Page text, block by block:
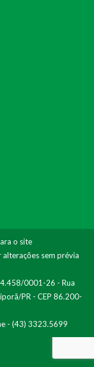
o site
sem prévia
0001-26 - Rua
PR - CEP 86.200-
- (43) 3323.5699